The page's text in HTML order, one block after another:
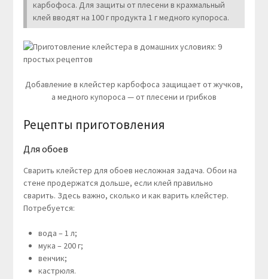
карбофоса. Для защиты от плесени в крахмальный
клей вводят на 100 г продукта 1 г медного купороса.
Добавление в клейстер карбофоса защищает от жучков,
а медного купороса — от плесени и грибков
Рецепты приготовления
Для обоев
Сварить клейстер для обоев несложная задача. Обои на
стене продержатся дольше, если клей правильно
сварить. Здесь важно, сколько и как варить клейстер.
Потребуется:
вода – 1 л;
мука – 200 г;
венчик;
кастрюля.